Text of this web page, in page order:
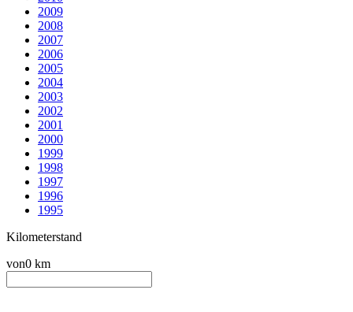
2009
2008
2007
2006
2005
2004
2003
2002
2001
2000
1999
1998
1997
1996
1995
Kilometerstand
von0 km